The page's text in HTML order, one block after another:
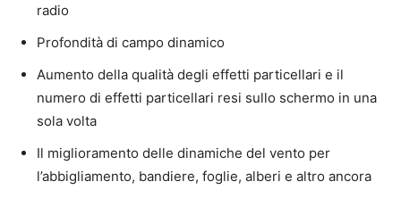
radio
Profondità di campo dinamico
Aumento della qualità degli effetti particellari e il
numero di effetti particellari resi sullo schermo in una
sola volta
Il miglioramento delle dinamiche del vento per
l’abbigliamento, bandiere, foglie, alberi e altro ancora